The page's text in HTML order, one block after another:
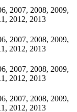
2007, 2008, 2009,
2012, 2013
2007, 2008, 2009,
2012, 2013
2007, 2008, 2009,
2012, 2013
2007, 2008, 2009,
2012, 2013